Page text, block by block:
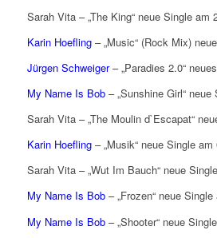
Sarah Vita – „The King“ neue Single am
Karin Hoefling– „Music“ (Rock Mix)
Jürgen Schweiger– „Paradies 2.0“
My Name Is Bob– „Sunshine Girl“ neue
Sarah Vita – „The Moulin d`Escapat“
Karin Hoefling– „Musik“ neue Single am
Sarah Vita – „Wut Im Bauch“ neue
My Name Is Bob– „Frozen“ neue
My Name Is Bob– „Shooter“ neue